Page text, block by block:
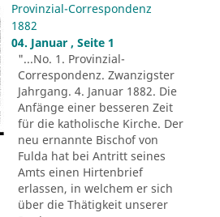
Provinzial-Correspondenz
1882
04. Januar , Seite 1
"...No. 1. Provinzial-
Correspondenz. Zwanzigster
Jahrgang. 4. Januar 1882. Die
Anfänge einer besseren Zeit
für die katholische Kirche. Der
neu ernannte Bischof von
Fulda hat bei Antritt seines
Amts einen Hirtenbrief
erlassen, in welchem er sich
über die Thätigkeit unserer